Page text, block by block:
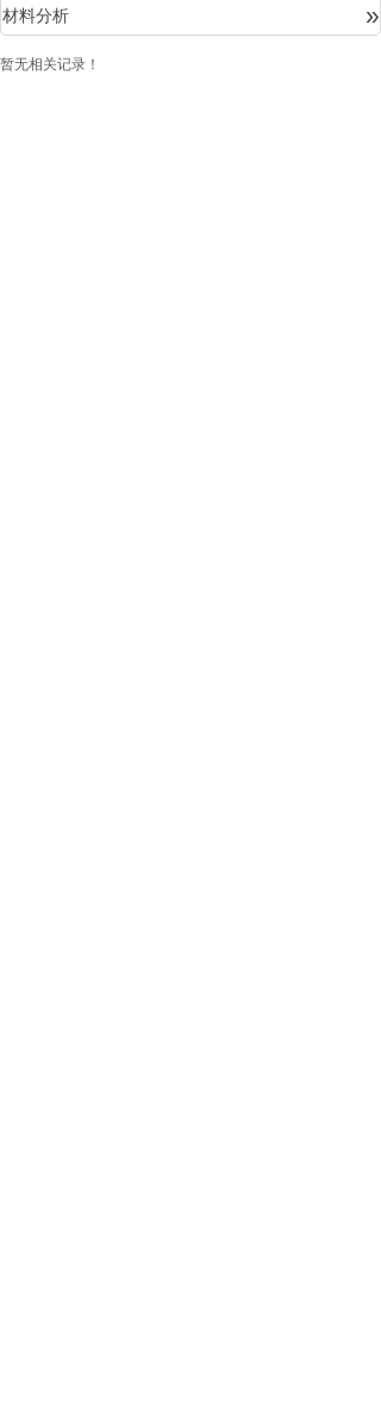
材料分析 »
暂无相关记录！